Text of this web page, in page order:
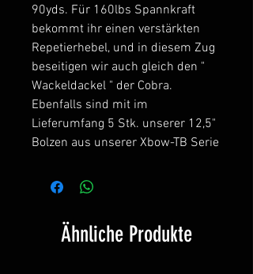
90yds. Für 160lbs Spannkraft
bekommt ihr einen verstärkten
Repetierhebel, und in diesem Zug
beseitigen wir auch gleich den "
Wackeldackel " der Cobra.
Ebenfalls sind mit im
Lieferumfang 5 Stk. unserer 12,5"
Bolzen aus unserer Xbow-TB Serie
Ähnliche Produkte